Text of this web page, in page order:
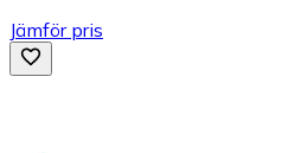
Jämför pris